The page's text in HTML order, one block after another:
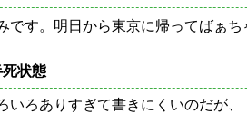
です。明日から東京に帰ってばぁち
死状態
いろありすぎて書きにくいのだが、